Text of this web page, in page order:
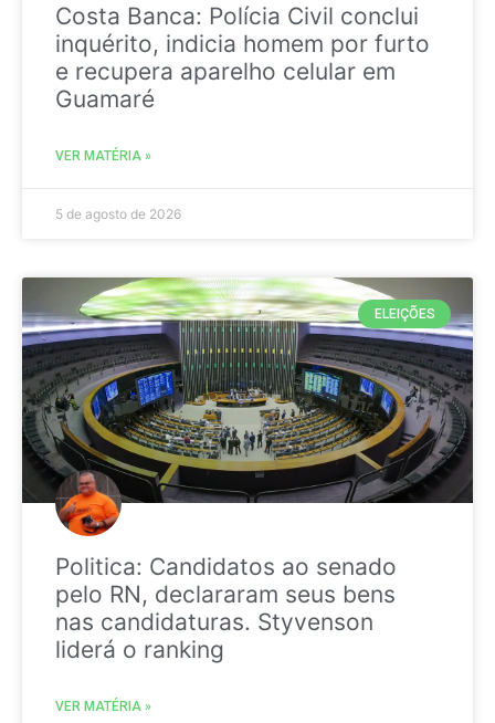
Costa Banca: Polícia Civil conclui
inquérito, indicia homem por furto
e recupera aparelho celular em
Guamaré
VER MATÉRIA »
5 de agosto de 2026
ELEIÇÕES
Politica: Candidatos ao senado
pelo RN, declararam seus bens
nas candidaturas. Styvenson
liderá o ranking
VER MATÉRIA »